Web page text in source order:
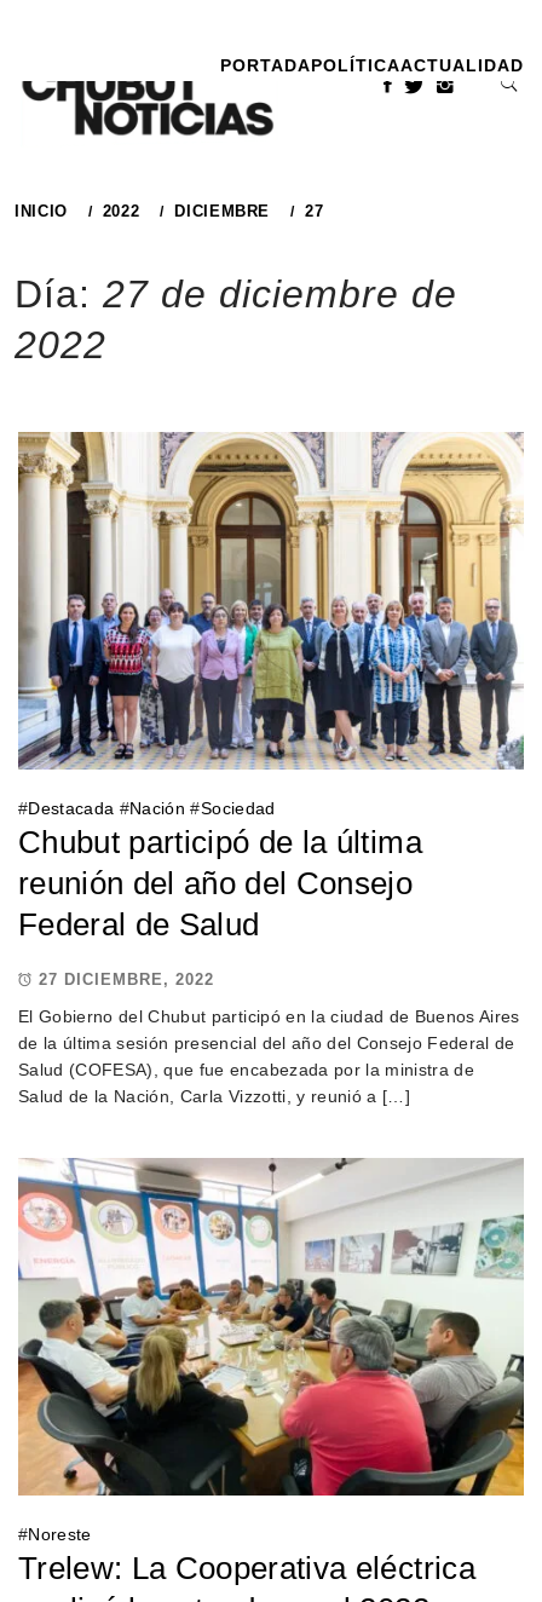
contenido
PORTADAPOLÍTICAACTUALIDAD
INICIO 2022 DICIEMBRE 27
Día: 27 de diciembre de
2022
#Destacada #Nación #Sociedad
Chubut participó de la última
reunión del año del Consejo
Federal de Salud
27 DICIEMBRE, 2022
El Gobierno del Chubut participó en la ciudad de Buenos Aires
de la última sesión presencial del año del Consejo Federal de
Salud (COFESA), que fue encabezada por la ministra de
Salud de la Nación, Carla Vizzotti, y reunió a […]
#Noreste
Trelew: La Cooperativa eléctrica